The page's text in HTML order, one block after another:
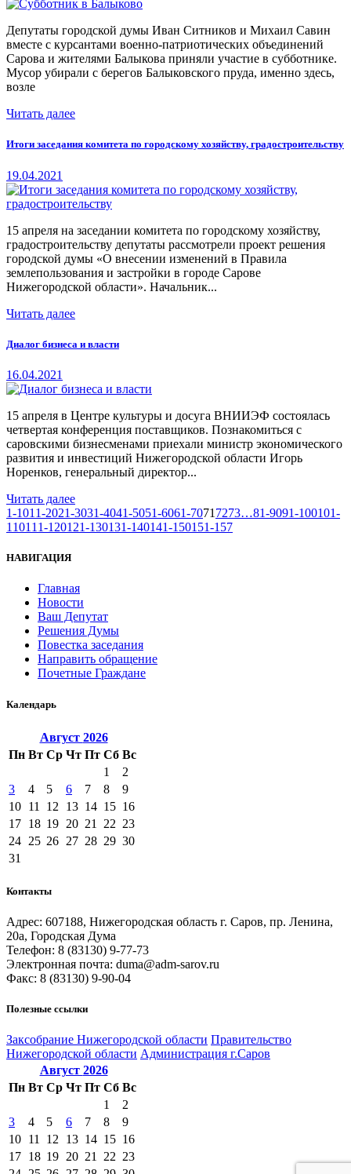
Депутаты городской думы Иван Ситников и Михаил Савин
вместе с курсантами военно-патриотических объединений
Сарова и жителями Балыкова приняли участие в субботнике.
Мусор убирали с берегов Балыковского пруда, именно здесь,
возле
Читать далее
Итоги заседания комитета по городскому хозяйству, градостроительству
19.04.2021
15 апреля на заседании комитета по городскому хозяйству,
градостроительству депутаты рассмотрели проект решения
городской думы «О внесении изменений в Правила
землепользования и застройки в городе Сарове
Нижегородской области». Начальник...
Читать далее
Диалог бизнеса и власти
16.04.2021
15 апреля в Центре культуры и досуга ВНИИЭФ состоялась
четвертая конференция поставщиков. Познакомиться с
саровскими бизнесменами приехали министр экономического
развития и инвестиций Нижегородской области Игорь
Норенков, генеральный директор...
Читать далее
1-1011-2021-3031-4041-5051-6061-7071 7273…81-9091-100101-
110111-120121-130131-140141-150151-157
НАВИГАЦИЯ
Главная
Новости
Ваш Депутат
Решения Думы
Повестка заседания
Направить обращение
Почетные Граждане
Календарь
Август 2026
Пн Вт Ср Чт Пт Сб Вс
1
2
3
4 5 6 7 8
9
10 11 12 13 14 15 16
17 18 19 20 21 22 23
24 25 26 27 28 29 30
31
Контакты
Адрес: 607188, Нижегородская область г. Саров, пр. Ленина,
20а, Городская Дума
Телефон: 8 (83130) 9-77-73
Электронная почта: duma@adm-sarov.ru
Факс: 8 (83130) 9-90-04
Полезные ссылки
Закcобрание Нижегородской области Правительство
Нижегородской области Администрация г.Саров
Август 2026
Пн Вт Ср Чт Пт Сб Вс
1
2
3
4 5 6 7 8
9
10 11 12 13 14 15 16
17 18 19 20 21 22 23